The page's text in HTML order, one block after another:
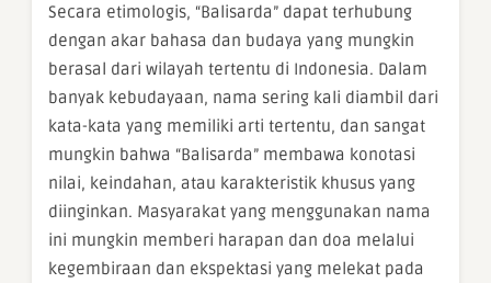
Secara etimologis, “Balisarda” dapat terhubung
dengan akar bahasa dan budaya yang mungkin
berasal dari wilayah tertentu di Indonesia. Dalam
banyak kebudayaan, nama sering kali diambil dari
kata-kata yang memiliki arti tertentu, dan sangat
mungkin bahwa “Balisarda” membawa konotasi
nilai, keindahan, atau karakteristik khusus yang
diinginkan. Masyarakat yang menggunakan nama
ini mungkin memberi harapan dan doa melalui
kegembiraan dan ekspektasi yang melekat pada